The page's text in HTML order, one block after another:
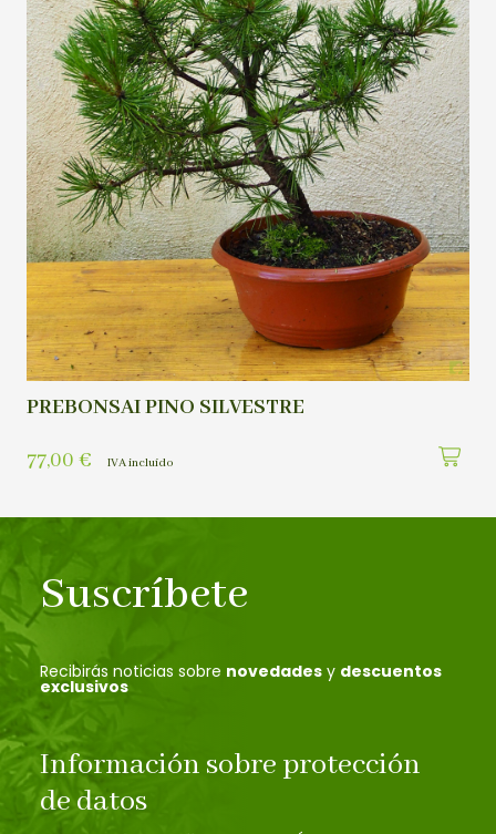
PREBONSAI PINO SILVESTRE
77,00 € IVA incluído
Suscríbete
Recibirás noticias sobre novedades y descuentos
exclusivos
Información sobre protección
de datos